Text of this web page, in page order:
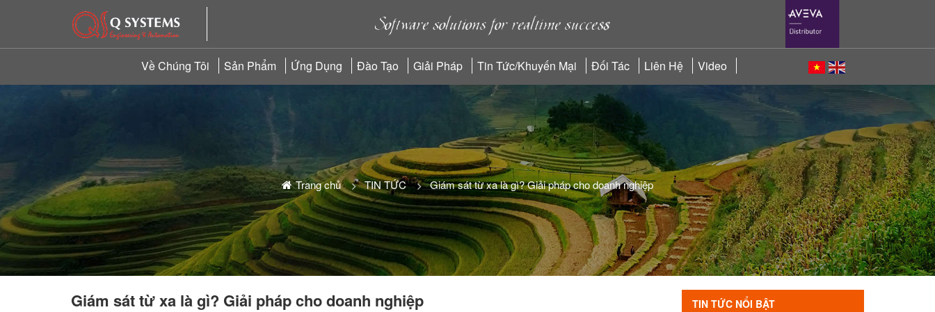
Về Chúng Tôi Sản Phẩm Ứng Dụng Đào Tạo Giải Pháp Tin Tức/Khuyến Mại Đối Tác Liên Hệ Video
Trang chủ TIN TỨC Giám sát từ xa là gì? Giải pháp cho doanh nghiệp
Giám sát từ xa là gì? Giải pháp cho doanh nghiệp TIN TỨC NỔI BẬT